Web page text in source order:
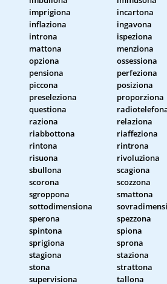
imprigiona
incartona
inflaziona
ingavona
introna
ispeziona
mattona
menziona
opziona
ossessiona
pensiona
perfeziona
piccona
posiziona
preseleziona
proporziona
questiona
raziona
relaziona
riabbottona
riaffeziona
rintona
rintrona
risuona
rivoluziona
sbullona
scagiona
scorona
scozzona
sgroppona
smattona
sottodimensiona
sperona
spezzona
spintona
spiona
sprigiona
sprona
stagiona
staziona
stona
strattona
supervisiona
tallona